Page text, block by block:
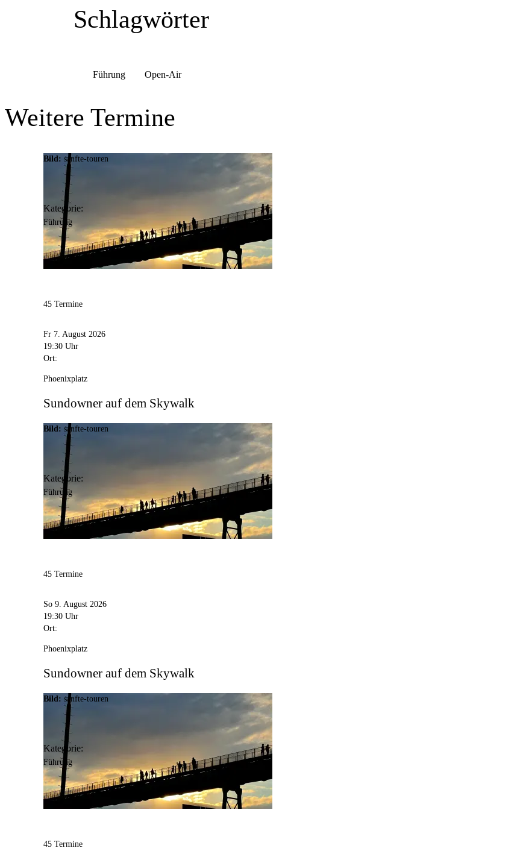
E-Mail-Adresse anfrage@sanfte-touren.de
www.sanfte-touren.de
44139 Dortmund
Schlagwörter
Führung Open-Air
Weitere Termine
Bild: sanfte-touren
Kategorie:
Führung
45 Termine
Fr 7. August 2026
19:30 Uhr
Ort:
Phoenixplatz
Sundowner auf dem Skywalk
Bild: sanfte-touren
Kategorie:
Führung
45 Termine
So 9. August 2026
19:30 Uhr
Ort:
Phoenixplatz
Sundowner auf dem Skywalk
Bild: sanfte-touren
Kategorie:
Führung
45 Termine